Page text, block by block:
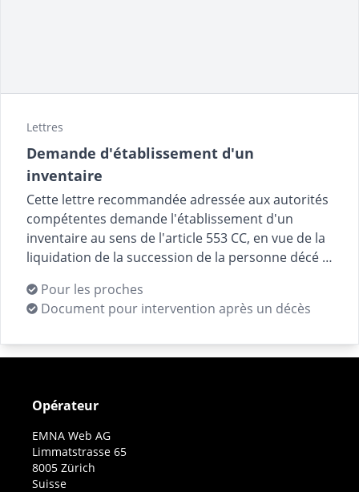
Lettres
Demande d'établissement d'un
inventaire
Cette lettre recommandée adressée aux autorités
compétentes demande l'établissement d'un
inventaire au sens de l'article 553 CC, en vue de la
liquidation de la succession de la personne décé …
Pour les proches
Document pour intervention après un décès
Opérateur
EMNA Web AG
Limmatstrasse 65
8005 Zürich
Suisse